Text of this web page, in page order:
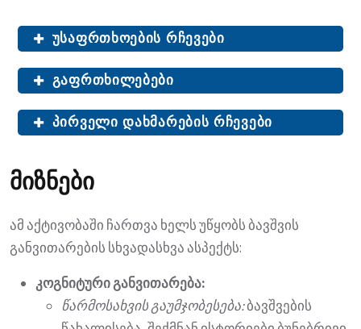
უსაფრთხოების რჩევები
გაფრთხილებები
პირველი დახმარების რჩევები
მიზნები
ამ აქტივობაში ჩართვა ხელს უწყობს ბავშვის
განვითარების სხვადასხვა ასპექტს:
კოგნიტური განვითარება:
წარმოსახვის გაუმჯობესება:ბავშვების